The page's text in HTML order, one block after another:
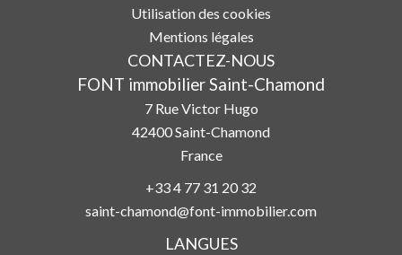
Utilisation des cookies
Mentions légales
CONTACTEZ-NOUS
FONT immobilier Saint-Chamond
7 Rue Victor Hugo
42400Saint-Chamond
France
+33 4 77 31 20 32
saint-chamond@font-immobilier.com
LANGUES